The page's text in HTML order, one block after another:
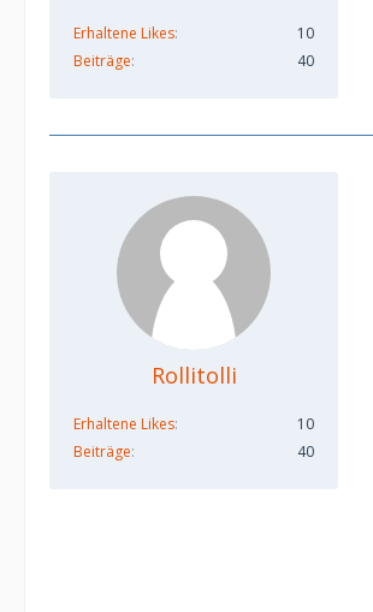
Erhaltene Likes
10
Beiträge
40
Rollitolli
Erhaltene Likes
10
Beiträge
40